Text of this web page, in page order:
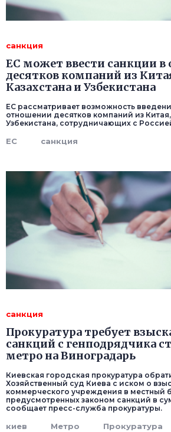
санкция
ЕС может ввести санкции
десятков компаний из
Казахстана и Узбекистана
ЕС рассматривает возможность
отношении десятков компаний из
Узбекистана, сотрудничающих с
ЕС санкция
санкция
Прокуратура требует
санкций с генподрядчика
метро на Виноградарь
Киевская городская прокуратура
Хозяйственный суд Киева с иском о
коммерческого учреждения в местный
предусмотренных законом санкций в
сообщает пресс-служба прокуратуры.
киев Метро Прокуратура